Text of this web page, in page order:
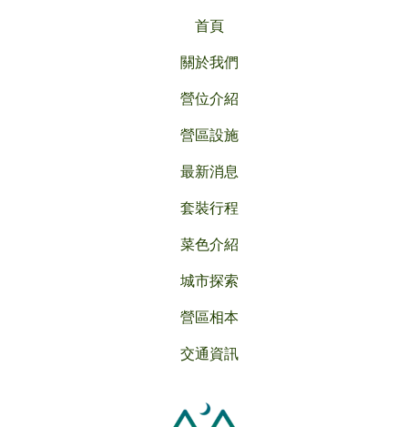
首頁
關於我們
營位介紹
營區設施
最新消息
套裝行程
菜色介紹
城市探索
營區相本
交通資訊